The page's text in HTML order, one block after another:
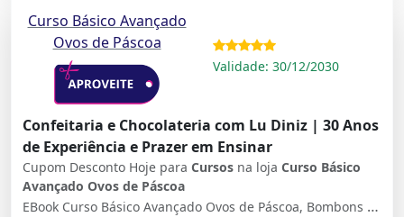
Curso Básico Avançado
Ovos de Páscoa
Validade: 30/12/2030
Confeitaria e Chocolateria com Lu Diniz | 30 Anos
de Experiência e Prazer em Ensinar
Cupom Desconto Hoje para Cursos na loja Curso Básico
Avançado Ovos de Páscoa
EBook Curso Básico Avançado Ovos de Páscoa, Bombons e Recheios EBook Dicas Perguntas e Respostas com mais de 60 informações EBook Mais de 30 Receitas de Recheios para Ovos de Páscoa, Bombons... Curso de Precificação Pllanilha Excel e Video Aula